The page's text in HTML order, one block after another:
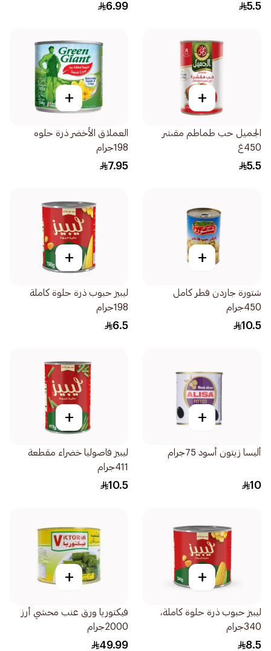
5.5
6.99
+
الجميل حب طماطم مقشر
450غ
5.5
+
العملاق الأخضر ذرة حلوه
198جرام
7.95
+
شتورة جاردن فطر كامل
450جرام
10.5
+
ليبيز حبوب ذرة حلوة كاملة
198جرام
6.5
+
أليسا زيتون أسود 75جرام
10
+
ليبيز فاصوليا خضراء مقطعة
411جرام
10.5
+
ليبيز حبوب ذرة حلوة كاملة،
340جرام
8.5
+
فيكتوريا ورق عنب محشي أرز
2000جرام
49.99